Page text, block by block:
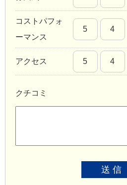
コストパフォ
ーマンス
5 4
アクセス 5 4
クチコミ
送 信